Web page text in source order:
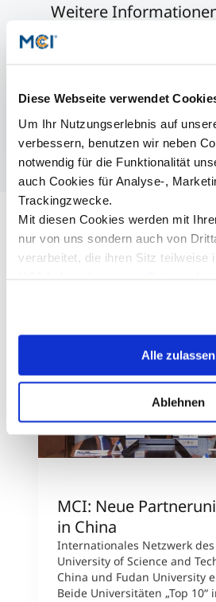
Diese Webseite verwendet
Um Ihr Nutzungserlebnis auf
verbessern, benutzen wir neben
notwendig für die Funktionalität
auch Cookies für Analyse-,
Trackingzwecke.
Mit diesen Cookies werden mit
nur von uns sondern auch von
verarbeitet, die ihren Sitz teilweise
erklären Ihnen genau, was eine
USA bedeuten kann.
Alle zulassen
Ablehnen
Weitere
Medical Technologies
*Akkreditierungsverfahren im
MCI: Neue
in China
Internationales Netzwerk
University of Science and
China und Fudan University
Beide Universitäten „Top 10“